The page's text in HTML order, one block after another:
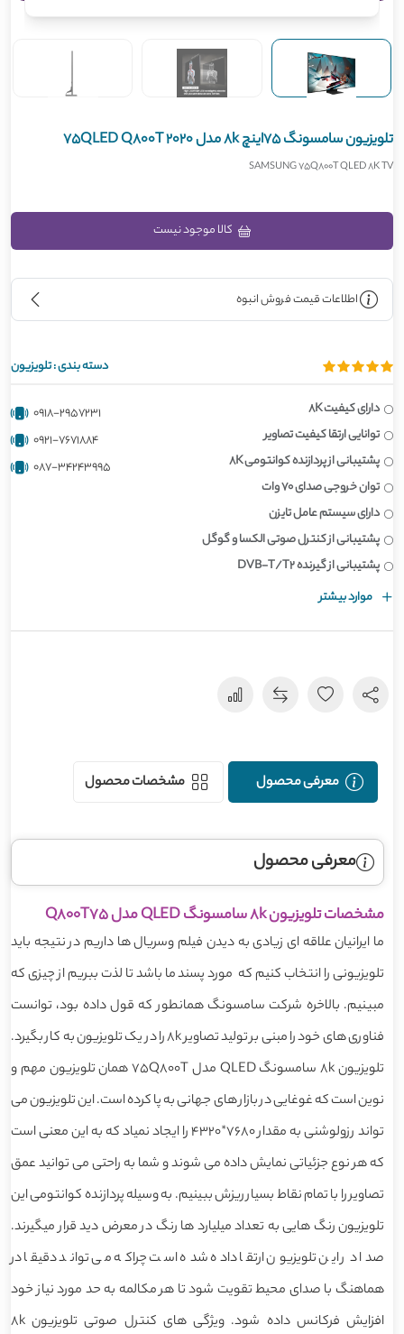
تلویزیون سامسونگ 75اینچ 8k مدل 2020 75QLED Q800T
SAMSUNG 75Q800T QLED 8K TV
اطلاعات قیمت فروش انبوه
دسته بندی :تلویزیون
دارای کیفیت 8K
توانایی ارتقا کیفیت تصاویر
پشتیبانی از پردازنده کوانتومی 8K
توان خروجی صدای 70 وات
دارای سیستم عامل تایزن
پشتیبانی از کنترل صوتی الکسا و گوگل
پشتیبانی از گیرنده DVB-T/T2
موارد بیشتر
0918-2957231
0921-7671884
087-34243995
معرفی محصول مشخصات محصول
معرفی محصول
مشخصات تلویزیون 8k سامسونگ QLED مدل Q800T75
ما ایرانیان علاقه ای زیادی به دیدن فیلم وسریال ها داریم در نتیجه باید
تلویزیونی را انتخاب کنیم که مورد پسند ما باشد تا لذت ببریم از چیزی که
مبینیم. بالاخره شرکت سامسونگ همانطور که قول داده بود، توانست
فناوری های خود را مبنی بر تولید تصاویر 8k را در یک تلویزیون به کار بگیرد.
تلویزیون 8k سامسونگ QLED مدل 75Q800T همان تلویزیون مهم و
نوین است که غوغایی در بازار های جهانی به پا کرده است. این تلویزیون می
تواند رزولوشنی به مقدار 7680*4320 را ایجاد نمیاد که به این معنی است
که هر نوع جزئیاتی نمایش داده می شوند و شما به راحتی می توانید عمق
تصاویر را با تمام نقاط بسیار ریزش ببینیم. به وسیله پردازنده کوانتومی این
تلویزیون رنگ هایی به تعداد میلیارد ها رنگ در معرض دید قرار میگیرند.
صدا در این تلویزیون ارتقا داده شده است چراکه می تواند دقیقا در
هماهنگ با صدای محیط تقویت شود تا هر مکالمه به حد مورد نیاز خود
افزایش فرکانس داده شود. ویژگی های کنترل صوتی تلویزیون 8k